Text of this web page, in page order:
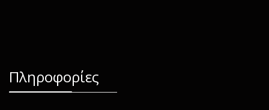
Πληροφορίες